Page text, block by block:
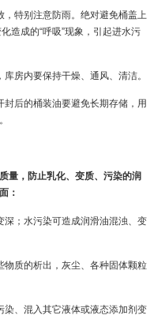
特别注意防雨。绝对避免桶盖上
造成的“呼吸”现象，引起进水污
房内要保持干燥、通风、清洁。
后的桶装油要避免长期存储，用
量，防止乳化、变质、污染的润
：
深；水污染可造成润滑油混浊、变
质的析出，灰尘、各种固体颗粒
、混入其它液体或液态添加剂变